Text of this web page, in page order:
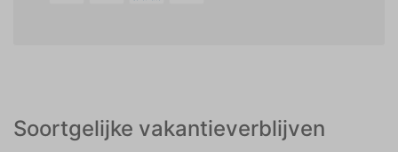
Soortgelijke vakantieverblijven